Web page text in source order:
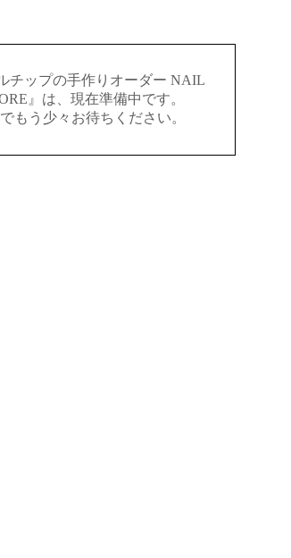
チップの手作りオーダー NAIL
』は、現在準備中です。
もう少々お待ちください。